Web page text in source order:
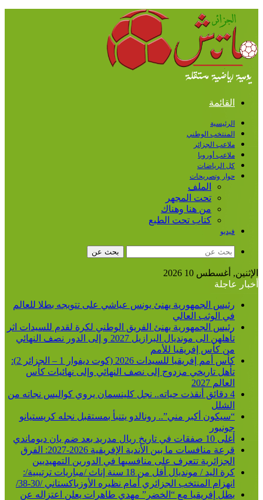
القائمة
الرئيسية
المنتخب الوطني
ملاعب الجزائر
ملاعب أوروبا
كل الرياضات
حوار وتصريحات
الملف
تحت المجهر
من هنا وهناك
كتاب تحت الطبع
فيديو
بحث عن
الإثنين, أغسطس 10 2026
أخبار عاجلة
رئيس الجمهورية يهنئ يونس عياشي على تتويجه بطلا للعالم
في الوثب العالي
رئيس الجمهورية يهنئ الفريق الوطني لكرة لقدم للسيدات اثر
تأهلهن الى مونديال البرازيل 2027 و إلى الدور نصف النهائي
من كأس إفريقيا للأمم
كأس أمم إفريقيا للسيدات 2026 (كوت ديفوار 1 – الجزائر 2):
تأهل تاريخي مزدوج إلى نصف النهائي وإلى نهائيات كأس
العالم 2027
4 دقائق أنقذت حياته.. نجل كلينسمان يروي كواليس نجاته من
الشلل
“سيكون أكبر مني”.. رونالدو يتنبأ بمستقبل نجله كريستيانو
جونيور
أغلى 10 صفقات في تاريخ ريال مدريد بعد ضم يان ديوماندي
قرعة منافسات ما بين الأندية الإفريقية 2026-2027: الفرق
الجزائرية تتعرف على منافسيها في الدورين التمهيديين
كرة اليد / مونديال أقل من 18 سنة إناث /مباريات ترتيبية/:
انهزام المنتخب الجزائري أمام نظيره الأوزباكستاني /30-38/
بطل إفريقيا مع “الخضر” مهدي طاهرات يعلن اعتزاله عن